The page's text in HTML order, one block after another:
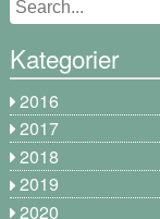
Kategorier
2016
2017
2018
2019
2020